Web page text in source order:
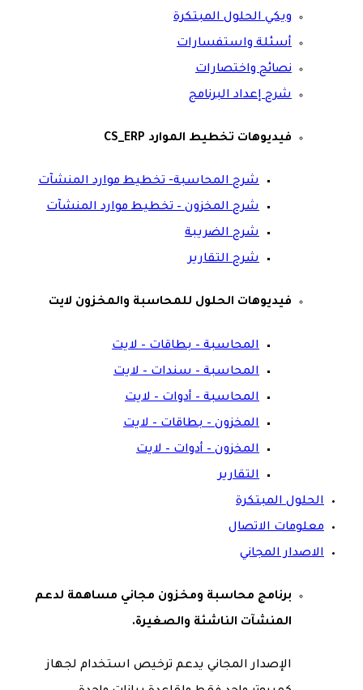
ويكي الحلول المبتكرة
أسئلة واستفسارات
نصائح واختصارات
شرح إعداد البرنامج
فيديوهات تخطيط الموارد CS_ERP
شرح المحاسبة- تخطيط موارد المنشآت
شرح المخزون – تخطيط موارد المنشآت
شرح الضريبة
شرح التقارير
فيديوهات الحلول للمحاسبة والمخزون لايت
المحاسبة – بطاقات – لايت
المحاسبة – سندات – لايت
المحاسبة – أدوات – لايت
المخزون – بطاقات – لايت
المخزون – أدوات – لايت
التقارير
الحلول المبتكرة
معلومات الاتصال
الاصدار المجاني
برنامج محاسبة ومخزون مجاني مساهمة لدعم
المنشآت الناشئة والصغيرة.
الإصدار المجاني يدعم ترخيص استخدام لجهاز